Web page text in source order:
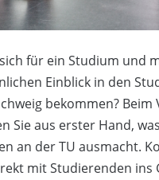
für ein Studium und
Einblick in den
bekommen? Beim
Sie aus erster Hand,
an der TU ausmacht.
mit Studierenden ins